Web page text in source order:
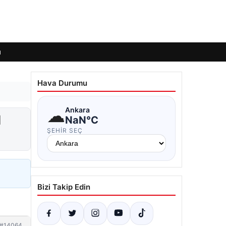
Hava Durumu
☁Ankara
NaN°C
ŞEHIR SEÇ
Bizi Takip Edin